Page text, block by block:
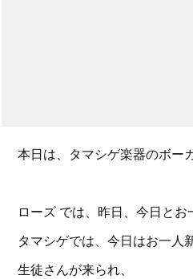
本日は、タマシゲ楽器のボー
ローズ では、昨日、今日とお
タマシゲでは、今日はお一人
生徒さんが来られ、